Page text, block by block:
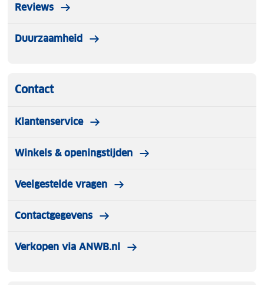
Reviews
Duurzaamheid
Contact
Klantenservice
Winkels & openingstijden
Veelgestelde vragen
Contactgegevens
Verkopen via ANWB.nl